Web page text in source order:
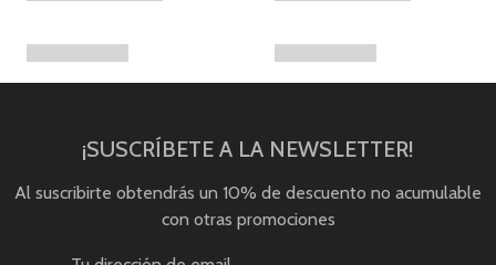
¡SUSCRÍBETE A LA NEWSLETTER!
Al suscribirte obtendrás un 10% de descuento no acumulable
con otras promociones